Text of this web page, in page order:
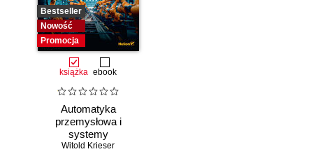
Bestseller
Nowość
Promocja
książka ebook
Automatyka
przemysłowa i
systemy
sterowania w
Witold Krieser